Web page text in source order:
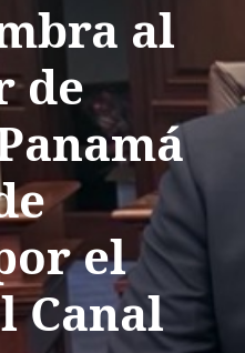
al
de
el
Canal